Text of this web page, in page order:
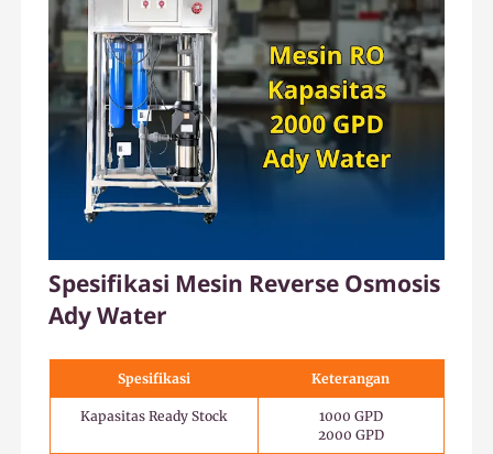
Spesifikasi Mesin Reverse Osmosis
Ady Water
Spesifikasi Keterangan
Kapasitas Ready Stock
1000 GPD
2000 GPD